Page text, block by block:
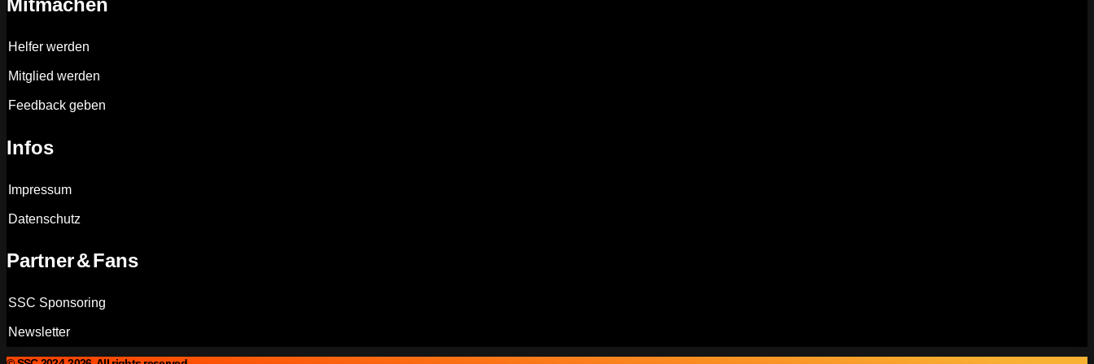
Helfer werden
Mitglied werden
Feedback geben
Infos
Impressum
Datenschutz
Partner & Fans
SSC Sponsoring
Newsletter